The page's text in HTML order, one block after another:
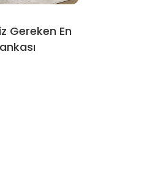
Gereken En